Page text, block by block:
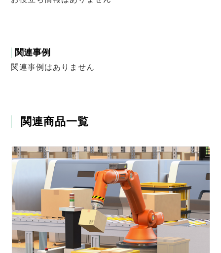
関連事例
関連事例はありません
関連商品一覧